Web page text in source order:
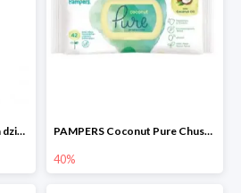
BEBBLE Ochronny krem dla dzieci Wiatr i chłód PAMPERS Coconut Pure Chusteczki nawilżające
40%